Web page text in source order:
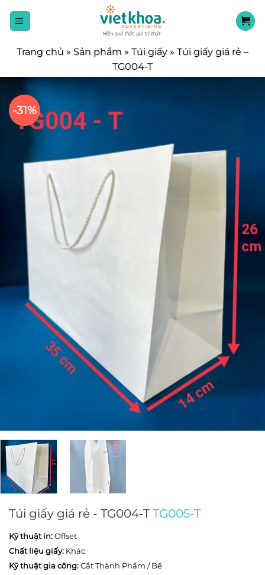
đến
dungTrang chủ » Sản phẩm » Túi giấy » Túi giấy giá rẻ –
TG004-T
-31%
Túi giấy giá rẻ - TG004-TTG005-T
Kỹ thuật in:Offset
Chất liệu giấy: Khác
Kỹ thuật gia công:Cắt Thành Phẩm / Bế